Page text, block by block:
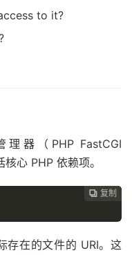
to it?
器（PHP FastCGI
心 PHP 依赖项。
 复制
 复制
 复制
 复制
 复制
 复制
 复制
 复制
 复制
 复制
 复制
 复制
 复制
 复制
 复制
 复制
存在的文件的 URI。这